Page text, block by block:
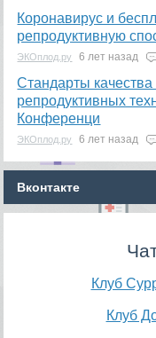
Коронавирус и
репродуктивную
ЭКОплод.ру 6 лет назад
​Стандарты
репродуктивных
Конференци
ЭКОплод.ру 6 лет назад
Вконтакте
Клуб
Клуб